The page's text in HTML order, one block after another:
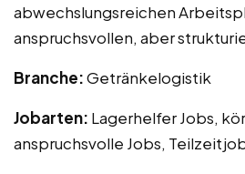
abwechslungsreichen
anspruchsvollen, aber
Branche:Getränkelogistik
Jobarten: Lagerhelfer Jobs,
anspruchsvolle Jobs,